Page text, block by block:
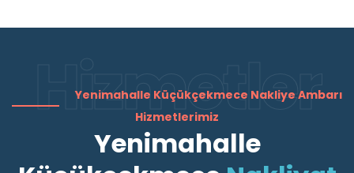
Hizmetler
Yenimahalle Küçükçekmece Nakliye Ambarı
Hizmetlerimiz
Yenimahalle